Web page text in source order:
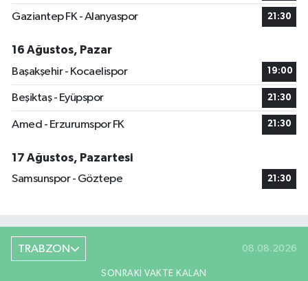
Gaziantep FK - Alanyaspor 21:30
16 Ağustos, Pazar
Başakşehir - Kocaelispor
19:00
Beşiktaş - Eyüpspor 21:30
Amed - Erzurumspor FK 21:30
17 Ağustos, Pazartesi
Samsunspor - Göztepe
21:30
TRABZON 08.08.2026
SONRAKI VAKTE KALAN